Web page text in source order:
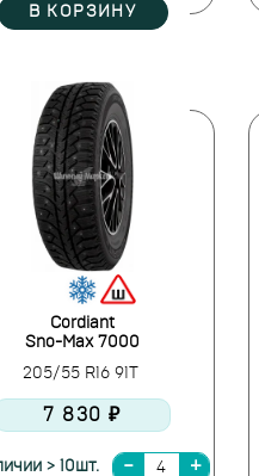
В КОРЗИНУ
Cordiant
Sno-Max 7000
205/55 R16 91T
7 830 ₽
> 10шт.